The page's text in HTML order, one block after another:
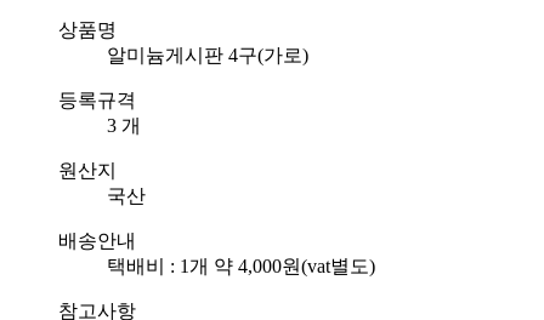
상품명
알미늄게시판 4구(가로)
등록규격
3 개
원산지
국산
배송안내
택배비 : 1개 약 4,000원(vat별도)
참고사항